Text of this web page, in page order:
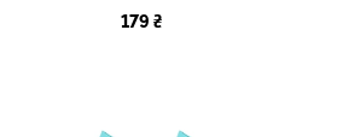
179 ₴